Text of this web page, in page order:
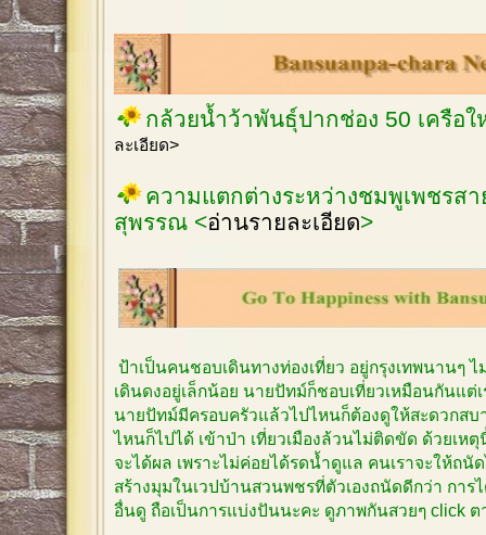
กล้วยน้ำว้าพันธุ์ปากช่อง 50 เครือ
ละเอียด>
ความแตกต่างระหว่างชมพูเพชรส
สุพรรณ <อ่านรายละเอียด>
ป้าเป็นคนชอบเดินทางท่องเที่ยว อยู่กรุงเทพนานๆ
เดินดงอยู่เล็กน้อย นายปัทม์ก็ชอบเที่ยวเหมือนกันแต่
นายปัทม์มีครอบครัวแล้วไปไหนก็ต้องดูให้สะดวกส
ไหนก็ไปได้ เข้าป่า เที่ยวเมืองล้วนไม่ติดขัด ด้วยเห
จะได้ผล เพราะไม่ค่อยได้รดน้ำดูแล คนเราจะให้ถนั
สร้างมุมในเวปบ้านสวนพชรที่ตัวเองถนัดดีกว่า การ
อื่นดู ถือเป็นการแบ่งปันนะคะ ดูภาพกันสวยๆ click ต